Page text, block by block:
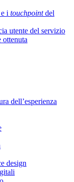
i touchpointdel
utente del servizio
ottenuta
dell’esperienza
design